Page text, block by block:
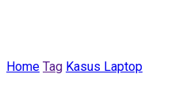
Home Tag Kasus Laptop